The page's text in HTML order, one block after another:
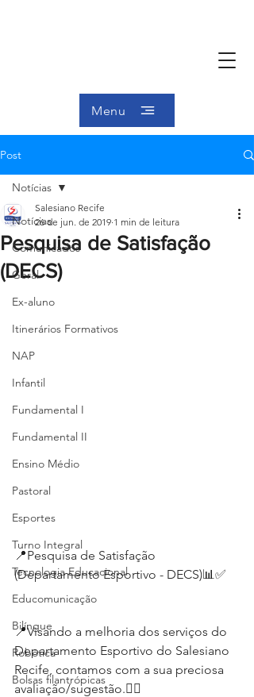
Menu
Post
Notícias
Comunicados
Geral
Ex-aluno
Itinerários Formativos
NAP
Infantil
Fundamental I
Fundamental II
Ensino Médio
Pastoral
Esportes
Turno Integral
Tecnologia Educacional
Educomunicação
Bilíngue
Robótica
Bolsas filantrópicas
Notícias
Pesquisa de Satisfação
(DECS)
Salesiano Recife
26 de jun. de 2019 1 min de leitura
📍Pesquisa de Satisfação
(Departamento Esportivo - DECS)📊✅
📍Visando a melhoria dos serviços do
Departamento Esportivo do Salesiano
Recife, contamos com a sua preciosa
avaliação/sugestão.👍🏻